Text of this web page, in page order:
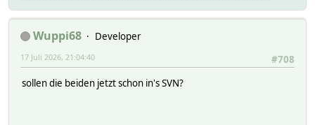
Wuppi68
Developer
#708
17 Juli 2026, 21:04:40
sollen die beiden jetzt schon in's SVN?